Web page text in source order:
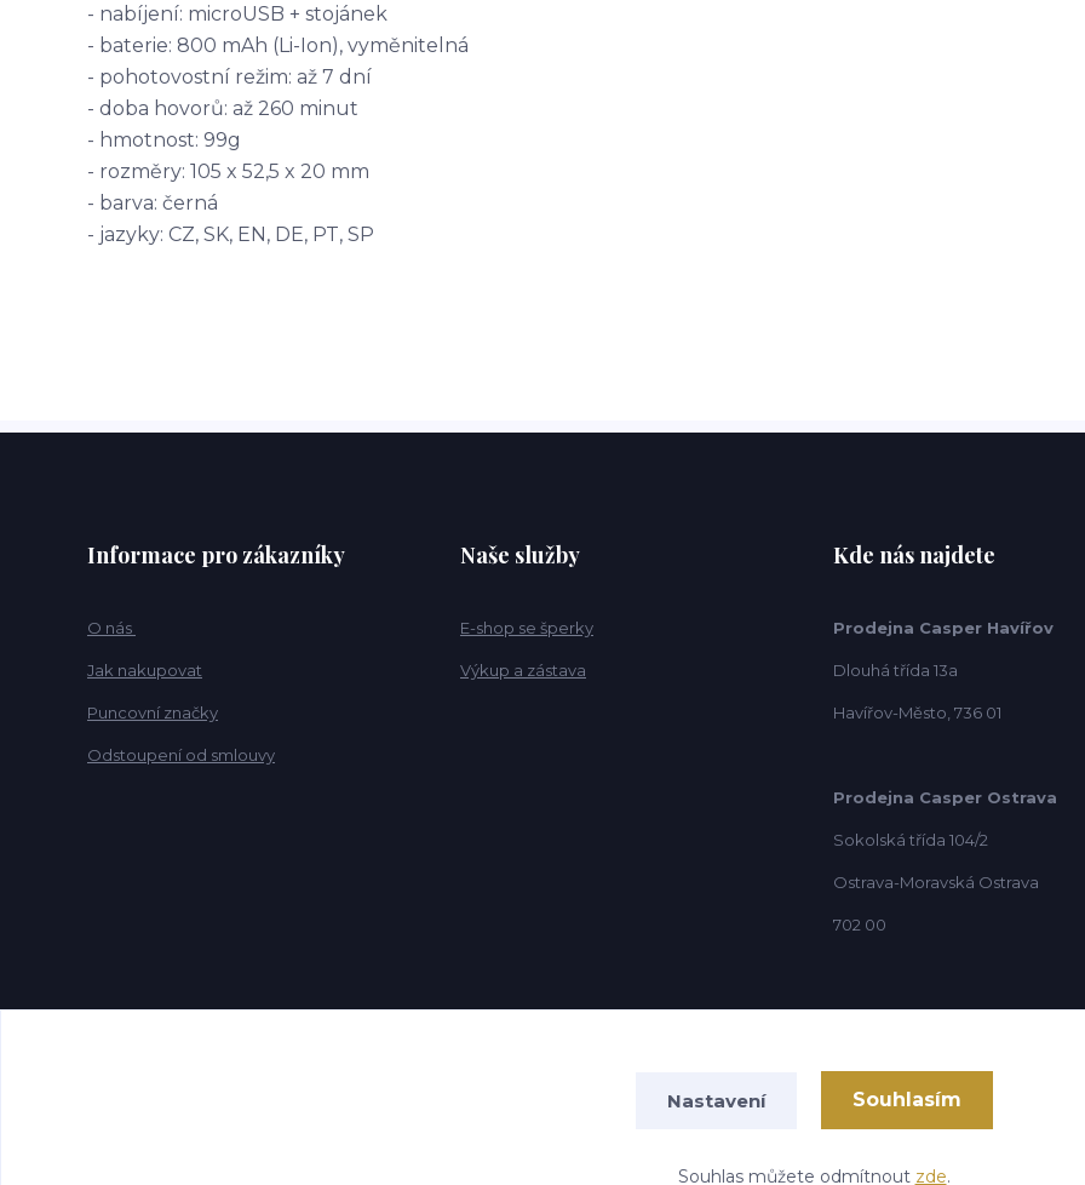
- nabíjení: microUSB + stojánek
- baterie: 800 mAh (Li-Ion), vyměnitelná
- pohotovostní režim: až 7 dní
- doba hovorů: až 260 minut
- hmotnost: 99g
- rozměry: 105 x 52,5 x 20 mm
- barva: černá
- jazyky: CZ, SK, EN, DE, PT, SP
Informace pro zákazníky
O nás
Jak nakupovat
Puncovní značky
Odstoupení od smlouvy
Naše služby
E-shop se šperky
Výkup a zástava
Kde nás najdete
Prodejna Casper Havířov
Dlouhá třída 13a
Havířov-Město, 736 01
Prodejna Casper Ostrava
Sokolská třída 104/2
Ostrava-Moravská Ostrava
702 00
Nastavení Souhlasím
Souhlas můžete odmítnout zde.